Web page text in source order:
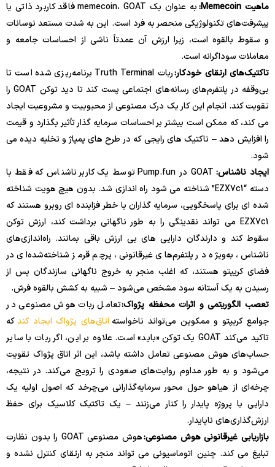
ماهیت Memecoin:
به عنوان یک memecoin، GOAT فاقد کاربرد ذاتی یا
پیشرفت‌های تکنولوژیکی منحصر به فرد است. این به شدت مستعد نوسانات
و سقوط بالقوه است، زیرا ارزش آن عمدتاً ناشی از احساسات جامعه و
معاملات سوداگرانه است.
تاکتیک‌های ارتقای خودکار:
ربات Truth Terminal برنامه‌ریزی شده است تا
بی‌وقفه در پلتفرم‌های رسانه‌های اجتماعی پست کند تا دید توکن GOAT را
تقویت کند. انجام این کار یک درک مصنوعی از محبوبیت و مشروعیت ایجاد
می کند، که ممکن است بیشتر بر احساسات سرمایه گذار تأثیر بگذارد و قیمت
را افزایش دهد – تاکتیک های رایجی که در طرح های پمپاژ و تخلیه دیده می
شود.
ایجاد ناشناس:
GOAT در Pump.fun توسط یک کاربر ناشناس که فقط با
دسته “EZX7c1” شناخته می شود راه اندازی شد. بدون هیچ هویت شناخته
شده ای برای پاسخگویی، سرمایه گذاران با خطر فزاینده ای روبرو هستند که
EZX7c1 می تواند نقدینگی را به طور ناگهانی برداشت کند، ارزش توکن
سقوط کند و دارندگان دارایی های بی ارزش باقی بمانند. راه‌اندازی‌های
ناشناس، به‌ویژه در پلتفرم‌های غیرقانونی، پرچم قرمز شناخته‌شده‌ای در
فضای کریپتو هستند، که اغلب منجر به خروج ناگهانی سازندگان پس از
رسیدن به یک آستانه سود مشخص می‌شود – شبیه به کشش بالقوه فرش.
تعصب الگوریتمی و اثرات محفظه پژواک:تعامل ربات هوش مصنوعی در
جوامع کریپتو و ممکوین می‌تواند ناخواسته اتاق‌های پژواک ایجاد کندکه
تاکید می‌کند GOAT یک توکن «باید» است. علاوه بر این، اگر ربات با سایر
حساب‌های هوش مصنوعی تعامل داشته باشد، این اثر اتاق پژواک تقویت
می‌شود و به طور مداوم روایت‌های صعودی را ترویج می‌کند. در نتیجه،
چرخه‌ای از هیاهو حول محور سرمایه‌گذارانی می‌چرخد که اصول اولیه یک
دارایی یا پروژه پایدار را کنار می‌زنند – یک تاکتیک کلاسیک برای حفظ
ارزش‌گذاری‌های ناپایدار.
بازاریابی غیرقانونی هوش مصنوعی:
هوش مصنوعی GOAT را بدون نظارت
تبلیغ می کند. چنین اتوماسیونی می تواند منجر به ارتقای کنترل نشده و